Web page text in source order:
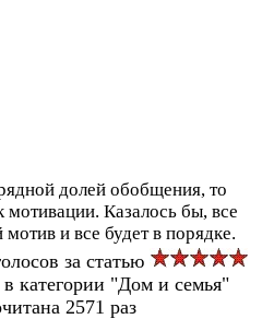
долей обобщения, то
Казалось бы, все
и все будет в порядке.
за статью
категории "Дом и семья"
2571 раз